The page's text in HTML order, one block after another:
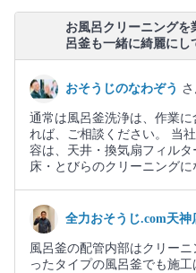
お風呂クリーニング
呂釜も一緒に綺麗にし
おそうじのなわぞう
通常は風呂釜洗浄は、作業
れば、ご相談ください。 当
容は、天井・換気扇フィルタ
床・とびらのクリーニングに
全力おそうじ.com天神
風呂釜の配管内部はクリー
ったタイプの風呂釜でも施